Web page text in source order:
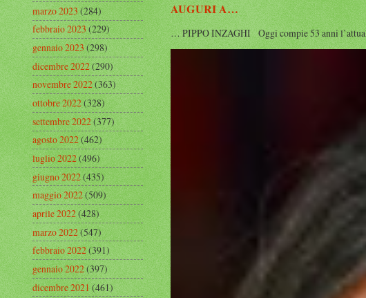
AUGURI A…
… PIPPO INZAGHI Oggi compie 53 anni
marzo 2023(284)
febbraio 2023(229)
gennaio 2023(298)
dicembre 2022(290)
novembre 2022(363)
ottobre 2022(328)
settembre 2022(377)
agosto 2022(462)
luglio 2022(496)
giugno 2022(435)
maggio 2022(509)
aprile 2022(428)
marzo 2022(547)
febbraio 2022(391)
gennaio 2022(397)
dicembre 2021(461)